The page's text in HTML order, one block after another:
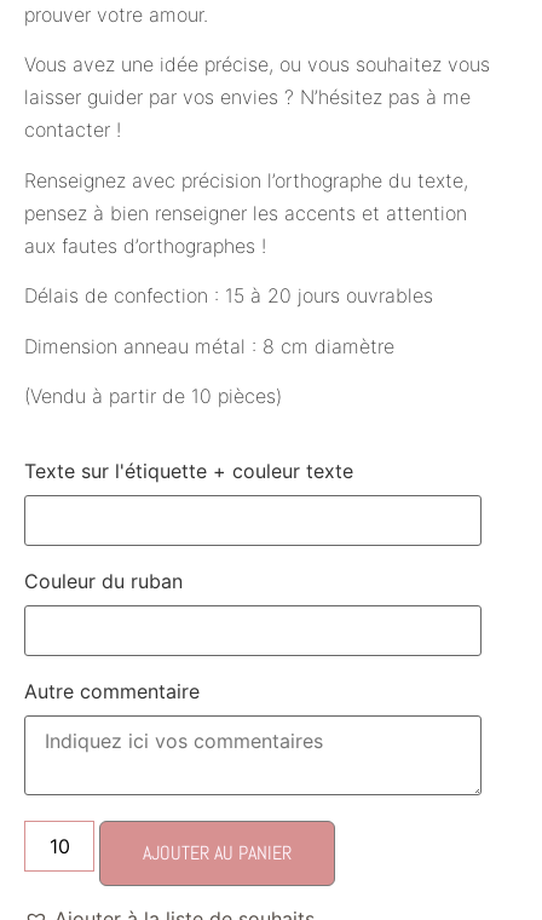
prouver votre amour.
Vous avez une idée précise, ou vous souhaitez vous
laisser guider par vos envies ? N’hésitez pas à me
contacter !
Renseignez avec précision l’orthographe du texte,
pensez à bien renseigner les accents et attention
aux fautes d’orthographes !
Délais de confection : 15 à 20 jours ouvrables
Dimension anneau métal : 8 cm diamètre
(Vendu à partir de 10 pièces)
Texte sur l'étiquette + couleur texte
Couleur du ruban
Autre commentaire
AJOUTER AU PANIER